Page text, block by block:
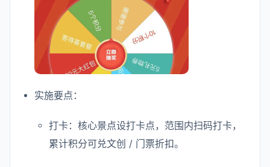
实施要点：
打卡：核心景点设打卡点，范围内扫码打卡，
累计积分可兑文创 / 门票折扣。